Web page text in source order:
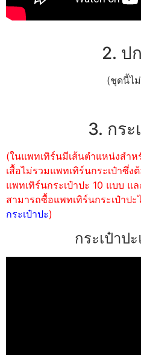
2. ป
(ชุดนี้ไ
3. กระ
(ในแพทเทิร์นมีเส้นตำแหน่งสำ
เสื้อไม่รวมแพทเทิร์นกระเป๋าซึ่
แพทเทิร์นกระเป๋าปะ 10 แบบ แ
สามารถซื้อแพทเทิร์นกระเป๋าป
กระเป๋าปะ)
กระเป๋าป